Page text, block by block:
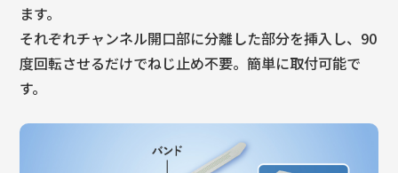
ます。
それぞれチャンネル開口部に分離した部分を挿入し、90
度回転させるだけでねじ止め不要。簡単に取付可能で
す。